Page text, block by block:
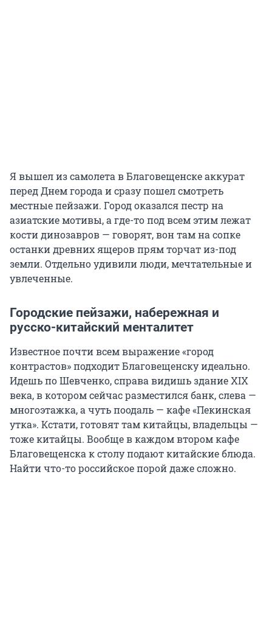
Я вышел из самолета в Благовещенске аккурат
перед Днем города и сразу пошел смотреть
местные пейзажи. Город оказался пестр на
азиатские мотивы, а где-то под всем этим лежат
кости динозавров — говорят, вон там на сопке
останки древних ящеров прям торчат из-под
земли. Отдельно удивили люди, мечтательные и
увлеченные.
Городские пейзажи, набережная и
русско-китайский менталитет
Известное почти всем выражение «город
контрастов» подходит Благовещенску идеально.
Идешь по Шевченко, справа видишь здание XIX
века, в котором сейчас разместился банк, слева —
многоэтажка, а чуть поодаль — кафе «Пекинская
утка». Кстати, готовят там китайцы, владельцы —
тоже китайцы. Вообще в каждом втором кафе
Благовещенска к столу подают китайские блюда.
Найти что-то российское порой даже сложно.